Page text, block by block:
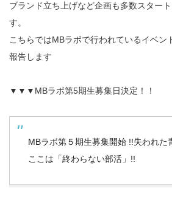
ブランド立ち上げなど企画も多数スター
す。
こちらではMBラボで行われているイベン
報告します
▼▼▼MBラボ第5期生募集日決定！！
MBラボ第５期生募集開始 !!失われた
ここは「終わらない部活」!!